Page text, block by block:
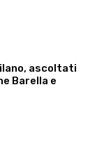
ascoltati
Barella e